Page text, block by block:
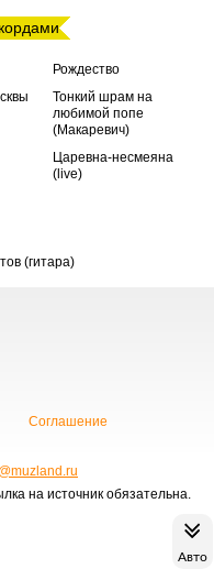
Авто
Рождество
Тонкий шрам на
любимой попе
(Макаревич)
Царевна-несмеяна
(live)
(гитара)
Соглашение
на источник обязательна.